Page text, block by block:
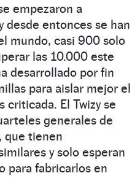
empezaron a
desde entonces se han
mundo, casi 900 solo
las 10.000 este
desarrollado por fin
para aislar mejor el
criticada. El Twizy se
generales de
que tienen
y solo esperan
para fabricarlos en